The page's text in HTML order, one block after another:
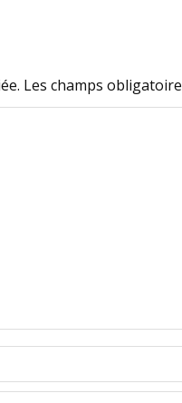
Les champs